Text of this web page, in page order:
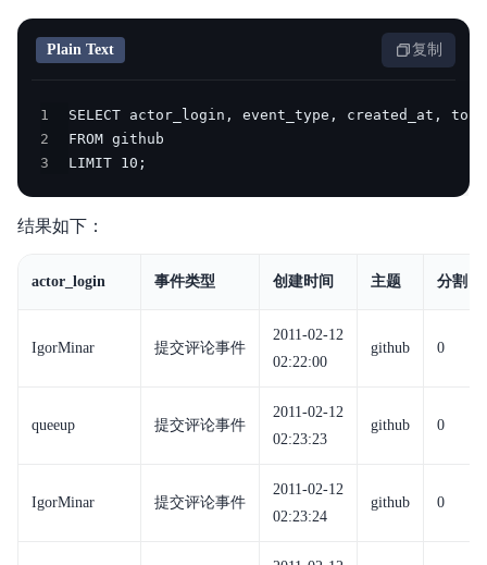
Plain Text 复制
1
2
3
LIMIT 10;
结果如下：
actor_login 事件类型 创建时间 主题 分割
IgorMinar 提交评论事件
2011-02-12
02:22:00
github 0
queeup 提交评论事件
2011-02-12
02:23:23
github 0
IgorMinar 提交评论事件
2011-02-12
02:23:24
github 0